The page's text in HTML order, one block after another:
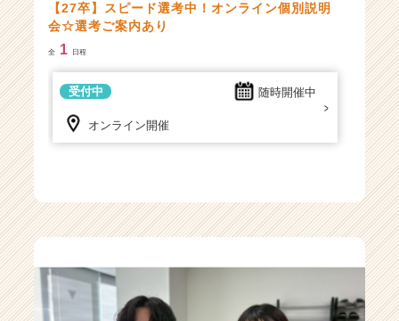
【27卒】スピード選考中！オンライン個別説明
会☆選考ご案内あり
全 1 日程
随時開催中
受付中
オンライン開催